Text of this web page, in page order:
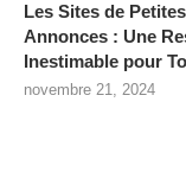
Les Sites de Petites
Annonces : Une
Inestimable pour
novembre 21, 2024